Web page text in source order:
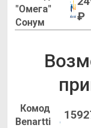
"Омега"
Сонум
₽
Комод
Benartti